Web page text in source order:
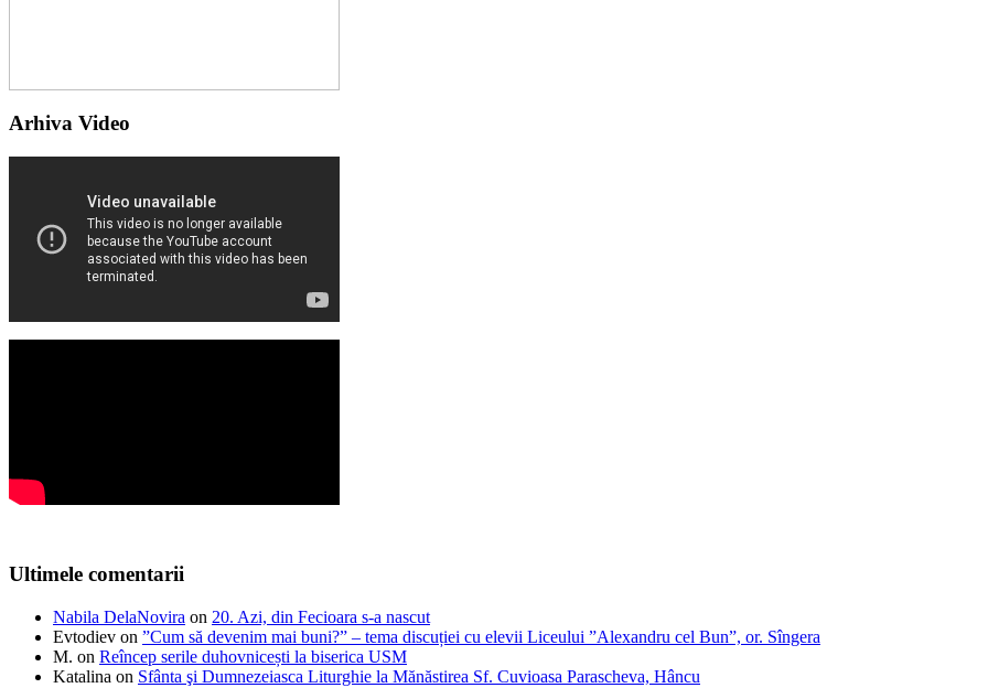
Arhiva Video
Ultimele comentarii
Nabila DelaNovira on 20. Azi, din Fecioara s-a nascut
Evtodiev on ”Cum să devenim mai buni?” – tema discuției cu elevii Liceului ”Alexandru cel Bun”, or. Sîngera
M. on Reîncep serile duhovnicești la biserica USM
Katalina on Sfânta şi Dumnezeiasca Liturghie la Mănăstirea Sf. Cuvioasa Parascheva, Hâncu